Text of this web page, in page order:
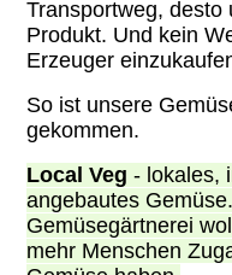
Transportweg, desto
Produkt. Und kein
Erzeuger
So ist unsere
gekommen.
Local Veg- lokales,
angebautes
Gemüsegärtnerei
mehr Menschen